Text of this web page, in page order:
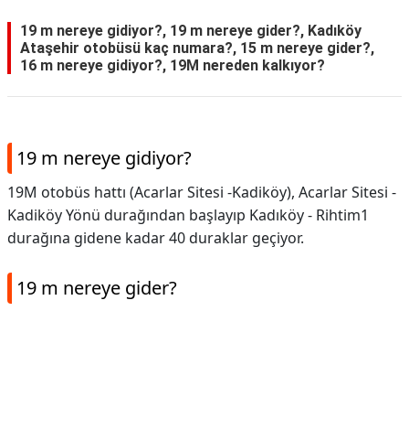
19 m nereye gidiyor?, 19 m nereye gider?, Kadıköy
Ataşehir otobüsü kaç numara?, 15 m nereye gider?,
16 m nereye gidiyor?, 19M nereden kalkıyor?
19 m nereye gidiyor?
19M otobüs hattı (Acarlar Sitesi -Kadiköy), Acarlar Sitesi -
Kadiköy Yönü durağından başlayıp Kadıköy - Rihtim1
durağına gidene kadar 40 duraklar geçiyor.
19 m nereye gider?